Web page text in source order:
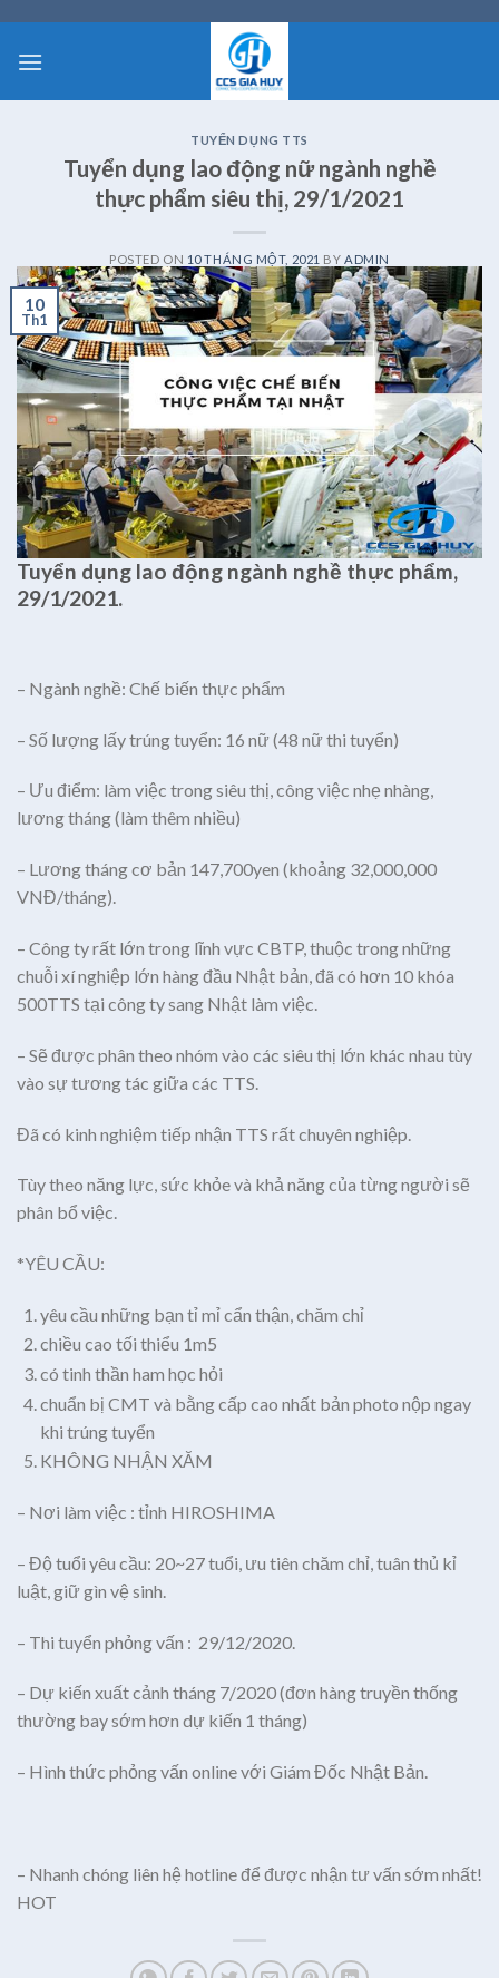
content
TUYỂN DỤNG TTS
Tuyển dụng lao động nữ ngành nghề
thực phẩm siêu thị, 29/1/2021
POSTED ON 10 THÁNG MỘT, 2021 BY ADMIN
10
Th1
Tuyển dụng lao động ngành nghề thực phẩm,
29/1/2021.
– Ngành nghề: Chế biến thực phẩm
– Số lượng lấy trúng tuyển: 16 nữ (48 nữ thi tuyển)
– Ưu điểm: làm việc trong siêu thị, công việc nhẹ nhàng,
lương tháng (làm thêm nhiều)
– Lương tháng cơ bản 147,700yen (khoảng 32,000,000
VNĐ/tháng).
– Công ty rất lớn trong lĩnh vực CBTP, thuộc trong những
chuỗi xí nghiệp lớn hàng đầu Nhật bản, đã có hơn 10 khóa
500TTS tại công ty sang Nhật làm việc.
– Sẽ được phân theo nhóm vào các siêu thị lớn khác nhau tùy
vào sự tương tác giữa các TTS.
Đã có kinh nghiệm tiếp nhận TTS rất chuyên nghiệp.
Tùy theo năng lực, sức khỏe và khả năng của từng người sẽ
phân bổ việc.
*YÊU CẦU:
yêu cầu những bạn tỉ mỉ cẩn thận, chăm chỉ
chiều cao tối thiểu 1m5
có tinh thần ham học hỏi
chuẩn bị CMT và bằng cấp cao nhất bản photo nộp ngay
khi trúng tuyển
KHÔNG NHẬN XĂM
– Nơi làm việc : tỉnh HIROSHIMA
– Độ tuổi yêu cầu: 20~27 tuổi, ưu tiên chăm chỉ, tuân thủ kỉ
luật, giữ gìn vệ sinh.
– Thi tuyển phỏng vấn : 29/12/2020.
– Dự kiến xuất cảnh tháng 7/2020 (đơn hàng truyền thống
thường bay sớm hơn dự kiến 1 tháng)
– Hình thức phỏng vấn online với Giám Đốc Nhật Bản.
– Nhanh chóng liên hệ hotline để được nhận tư vấn sớm nhất!
HOT